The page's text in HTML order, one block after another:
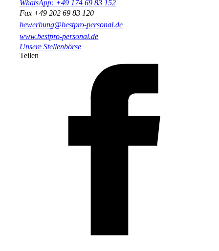
WhatsApp: +49 174 69 83 152
Fax +49 202 69 83 120
bewerbung@bestpro-personal.de
www.bestpro-personal.de
Unsere Stellenbörse
Teilen